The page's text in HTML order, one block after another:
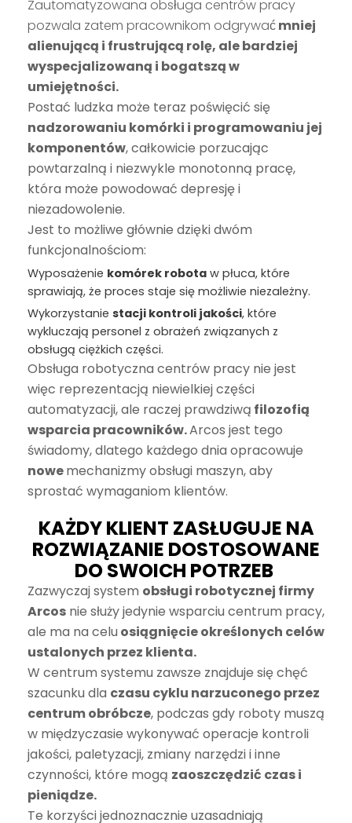
Zautomatyzowana obsługa centrów pracy
pozwala zatem pracownikom odgrywaćmniej
alienującą i frustrującą rolę, ale bardziej
wyspecjalizowaną i bogatszą w
umiejętności.
Postać ludzka może teraz poświęcić się
nadzorowaniu komórki i programowaniu jej
komponentów, całkowicie porzucając
powtarzalną i niezwykle monotonną pracę,
która może powodować depresję i
niezadowolenie.
Jest to możliwe głównie dzięki dwóm
funkcjonalnościom:
Wyposażenie komórek robota w płuca, które
sprawiają, że proces staje się możliwie niezależny.
Wykorzystanie stacji kontroli jakości, które
wykluczają personel z obrażeń związanych z
obsługą ciężkich części.
Obsługa robotyczna centrów pracy nie jest
więc reprezentacją niewielkiej części
automatyzacji, ale raczej prawdziwą filozofią
wsparcia pracowników.Arcos jest tego
świadomy, dlatego każdego dnia opracowuje
nowemechanizmy obsługi maszyn,aby
sprostać wymaganiom klientów.
KAŻDY KLIENT ZASŁUGUJE NA
ROZWIĄZANIE DOSTOSOWANE
DO SWOICH POTRZEB
Zazwyczaj system obsługi robotycznej firmy
Arcos nie służy jedynie wsparciu centrum pracy,
ale ma na celu osiągnięcie określonych celów
ustalonych przez klienta.
W centrum systemu zawsze znajduje się chęć
szacunku dla czasu cyklu narzuconego przez
centrum obróbcze, podczas gdy roboty muszą
w międzyczasie wykonywać operacje kontroli
jakości, paletyzacji, zmiany narzędzi i inne
czynności, które mogą zaoszczędzić czas i
pieniądze.
Te korzyści jednoznacznie uzasadniają